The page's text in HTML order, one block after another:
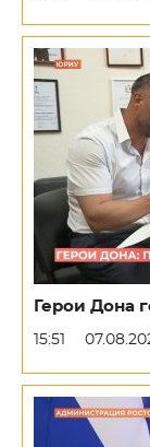
Герои Дона
15:51